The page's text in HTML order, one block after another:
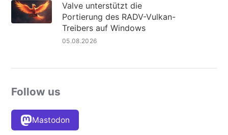
Valve unterstützt die
Portierung des RADV-Vulkan-
Treibers auf Windows
05.08.2026
Follow us
Mastodon